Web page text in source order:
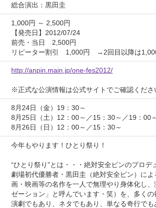
総合演出：黒田圭
1,000円 ～ 2,500円
【発売日】2012/07/24
前売・当日 2,500円
リピーター割引 1,000円 →2回目以降は1,000
http://anpin.main.jp/one-fes2012/
※正式な公演情報は公式サイトでご確認くださ
8月24日（金）19：30～
8月25日（土）12：00～／15：30～／19：00～
8月26日（日）12：00～／15：30～
今年もやります！ひとり祭り！
“ひとり祭り”とは・・・絶対安全ピンのプロ
劇場初代優勝者・黒田圭（絶対安全ピン）に
画・映画等の名作を一人で無理やり身体化し
ゼーション」と呼んでいます・笑）を、多く
演劇でもあり、ネタでもあり、単なる奇行で